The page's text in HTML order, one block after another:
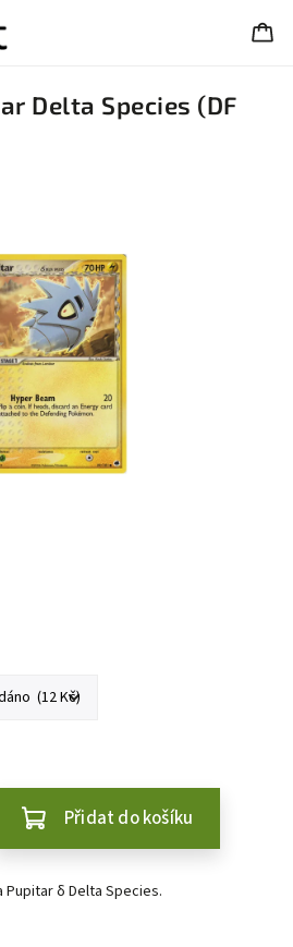
Delta Species (DF
Přidat do košíku
δ Delta Species.